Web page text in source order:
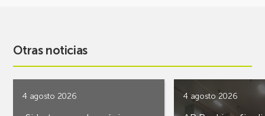
Otras noticias
4 agosto 2026 4 agosto 2026